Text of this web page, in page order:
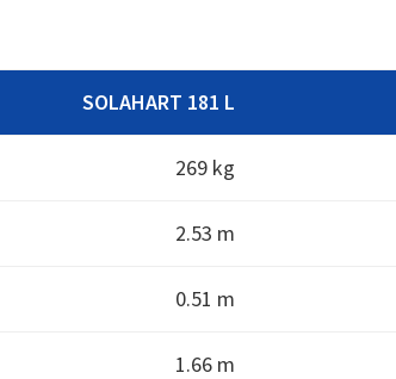
SOLAHART 181 L
269 kg
2.53 m
0.51 m
1.66 m